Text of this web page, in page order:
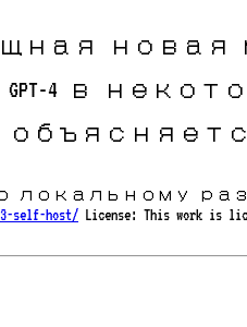
мощная
4 в
self-host/ License: This work is